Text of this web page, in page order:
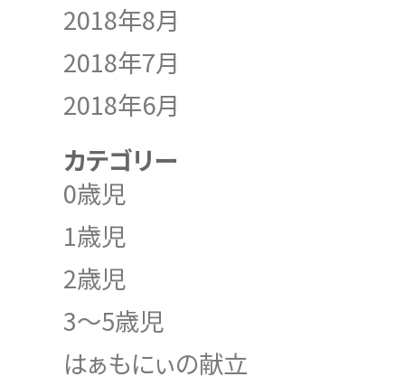
2018年8月
2018年7月
2018年6月
カテゴリー
0歳児
1歳児
2歳児
3～5歳児
はぁもにぃの献立